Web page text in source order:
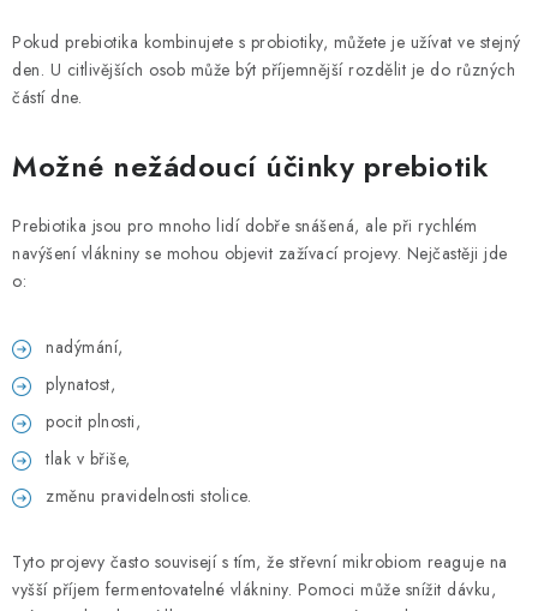
Pokud prebiotika kombinujete s probiotiky, můžete je užívat ve stejný
den. U citlivějších osob může být příjemnější rozdělit je do různých
částí dne.
Možné nežádoucí účinky prebiotik
Prebiotika jsou pro mnoho lidí dobře snášená, ale při rychlém
navýšení vlákniny se mohou objevit zažívací projevy. Nejčastěji jde
o:
nadýmání,
plynatost,
pocit plnosti,
tlak v břiše,
změnu pravidelnosti stolice.
Tyto projevy často souvisejí s tím, že střevní mikrobiom reaguje na
vyšší příjem fermentovatelné vlákniny. Pomoci může snížit dávku,